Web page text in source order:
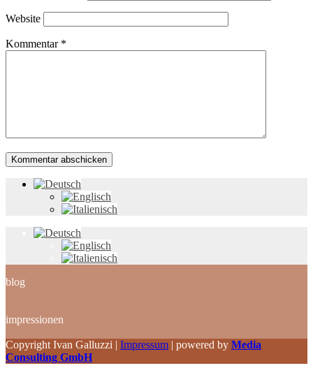
Website
Kommentar *
blog
impressionen
Copyright Ivan Galluzzi | Impressum | powered by Media
Consulting GmbH